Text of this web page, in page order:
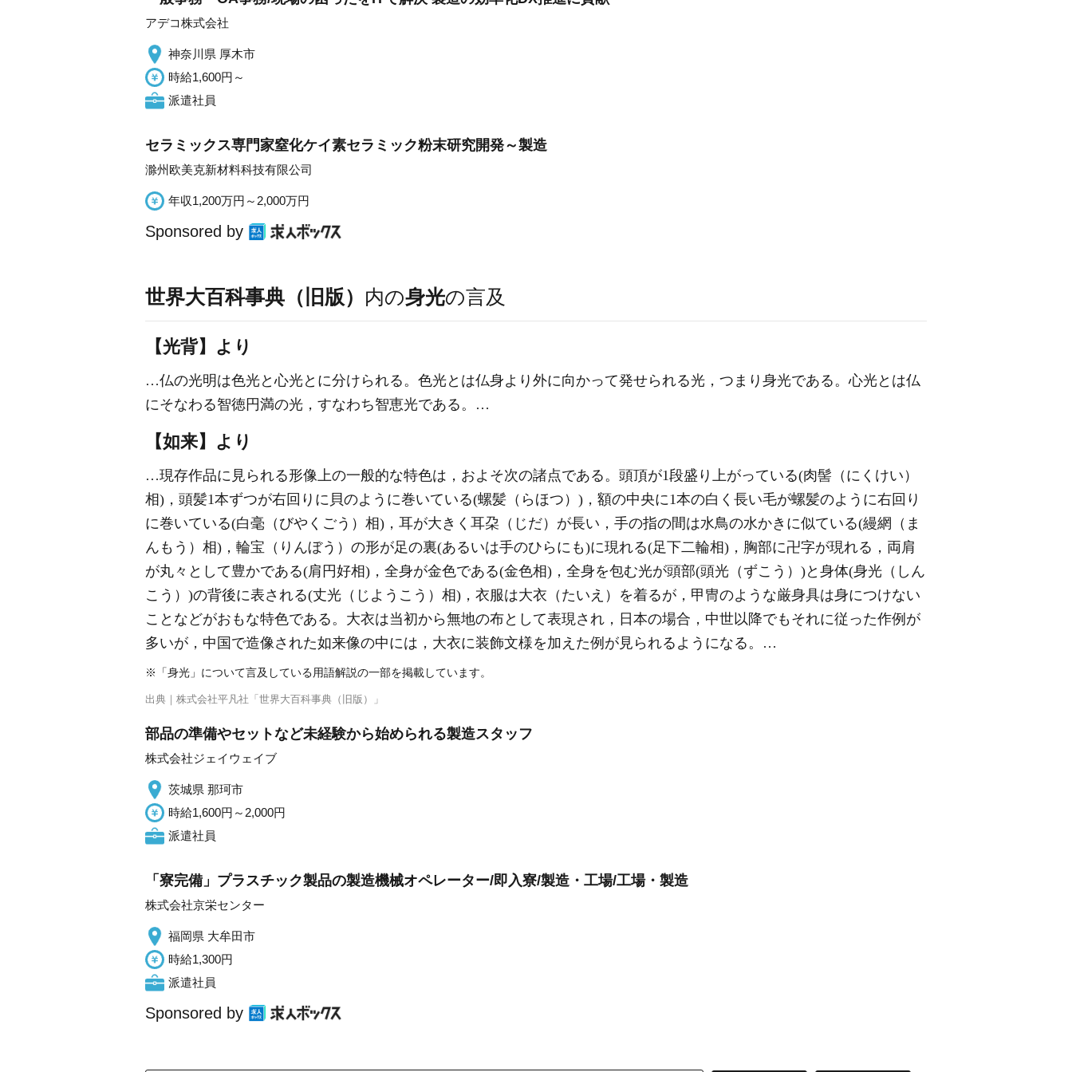
アデコ株式会社
神奈川県 厚木市
時給1,600円～
派遣社員
セラミックス専門家窒化ケイ素セラミック粉末研究開発～製造
滁州欧美克新材料科技有限公司
年収1,200万円～2,000万円
Sponsored by
世界大百科事典（旧版） 内の身光の言及
【光背】より
…仏の光明は色光と心光とに分けられる。色光とは仏身より外に向かって発せられる光，つまり身光である。心光とは仏
にそなわる智徳円満の光，すなわち智恵光である。…
【如来】より
…現存作品に見られる形像上の一般的な特色は，およそ次の諸点である。頭頂が1段盛り上がっている(肉髻（にくけい）
相)，頭髪1本ずつが右回りに貝のように巻いている(螺髪（らほつ）)，額の中央に1本の白く長い毛が螺髪のように右回り
に巻いている(白毫（びやくごう）相)，耳が大きく耳朶（じだ）が長い，手の指の間は水鳥の水かきに似ている(縵網（ま
んもう）相)，輪宝（りんぼう）の形が足の裏(あるいは手のひらにも)に現れる(足下二輪相)，胸部に卍字が現れる，両肩
が丸々として豊かである(肩円好相)，全身が金色である(金色相)，全身を包む光が頭部(頭光（ずこう）)と身体(身光（しん
こう）)の背後に表される(丈光（じようこう）相)，衣服は大衣（たいえ）を着るが，甲冑のような厳身具は身につけない
ことなどがおもな特色である。大衣は当初から無地の布として表現され，日本の場合，中世以降でもそれに従った作例が
多いが，中国で造像された如来像の中には，大衣に装飾文様を加えた例が見られるようになる。…
※「身光」について言及している用語解説の一部を掲載しています。
出典｜ 株式会社平凡社「世界大百科事典（旧版）」
部品の準備やセットなど未経験から始められる製造スタッフ
株式会社ジェイウェイブ
茨城県 那珂市
時給1,600円～2,000円
派遣社員
「寮完備」プラスチック製品の製造機械オペレーター/即入寮/製造・工場/工場・製造
株式会社京栄センター
福岡県 大牟田市
時給1,300円
派遣社員
Sponsored by